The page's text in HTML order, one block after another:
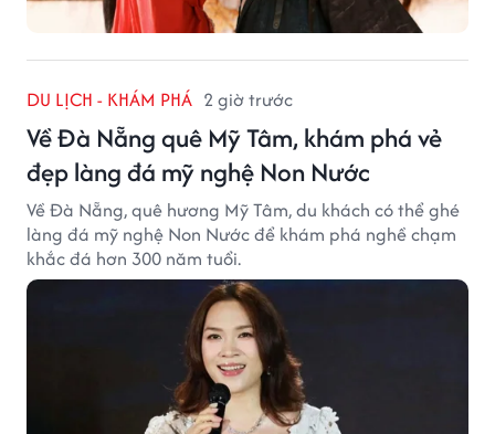
DU LỊCH - KHÁM PHÁ 2 giờ trước
Về Đà Nẵng quê Mỹ Tâm, khám phá vẻ
đẹp làng đá mỹ nghệ Non Nước
Về Đà Nẵng, quê hương Mỹ Tâm, du khách có thể ghé
làng đá mỹ nghệ Non Nước để khám phá nghề chạm
khắc đá hơn 300 năm tuổi.